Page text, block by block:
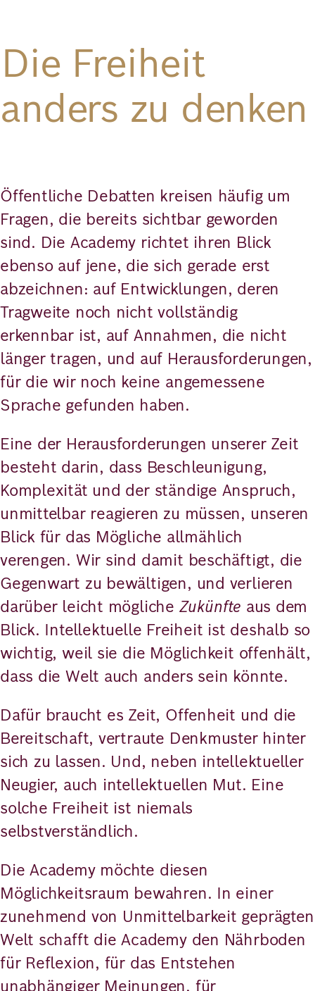
Die Freiheit
anders zu denken
Öffentliche Debatten kreisen häufig um
Fragen, die bereits sichtbar geworden
sind. Die Academy richtet ihren Blick
ebenso auf jene, die sich gerade erst
abzeichnen: auf Entwicklungen, deren
Tragweite noch nicht vollständig
erkennbar ist, auf Annahmen, die nicht
länger tragen, und auf Herausforderungen,
für die wir noch keine angemessene
Sprache gefunden haben.
Eine der Herausforderungen unserer Zeit
besteht darin, dass Beschleunigung,
Komplexität und der ständige Anspruch,
unmittelbar reagieren zu müssen, unseren
Blick für das Mögliche allmählich
verengen. Wir sind damit beschäftigt, die
Gegenwart zu bewältigen, und verlieren
darüber leicht mögliche Zukünfte aus dem
Blick. Intellektuelle Freiheit ist deshalb so
wichtig, weil sie die Möglichkeit offenhält,
dass die Welt auch anders sein könnte.
Dafür braucht es Zeit, Offenheit und die
Bereitschaft, vertraute Denkmuster hinter
sich zu lassen. Und, neben intellektueller
Neugier, auch intellektuellen Mut. Eine
solche Freiheit ist niemals
selbstverständlich.
Die Academy möchte diesen
Möglichkeitsraum bewahren. In einer
zunehmend von Unmittelbarkeit geprägten
Welt schafft die Academy den Nährboden
für Reflexion, für das Entstehen
unabhängiger Meinungen, für